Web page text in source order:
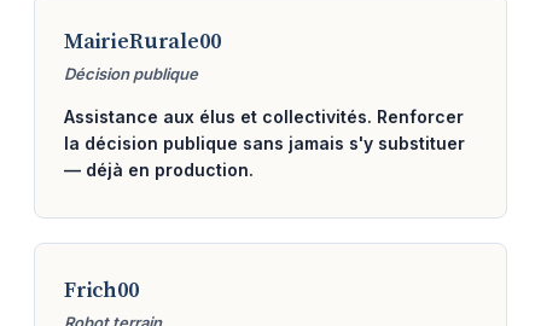
MairieRurale00
Décision publique
Assistance aux élus et collectivités. Renforcer
la décision publique sans jamais s'y substituer
— déjà en production.
Frich00